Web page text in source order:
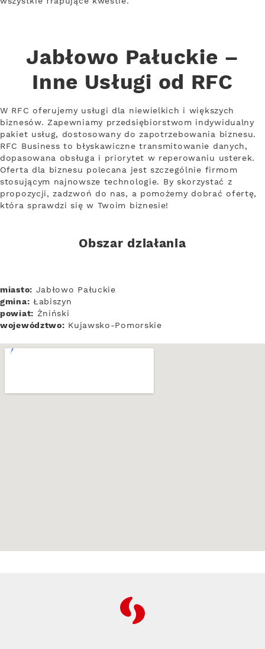
Jabłowo Pałuckie –
Inne Usługi od RFC
W RFC oferujemy usługi dla niewielkich i większych
biznesów. Zapewniamy przedsiębiorstwom indywidualny
pakiet usług, dostosowany do zapotrzebowania biznesu.
RFC Business to błyskawiczne transmitowanie danych,
dopasowana obsługa i priorytet w reperowaniu usterek.
Oferta dla biznesu polecana jest szczególnie firmom
stosującym najnowsze technologie. By skorzystać z
propozycji, zadzwoń do nas, a pomożemy dobrać ofertę,
która sprawdzi się w Twoim biznesie!
Obszar działania
miasto: Jabłowo Pałuckie
gmina: Łabiszyn
powiat: Żniński
województwo: Kujawsko-Pomorskie
RFC